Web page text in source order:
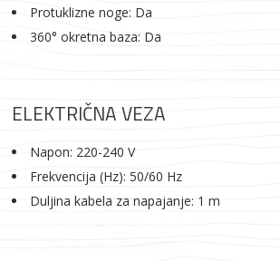
Protuklizne noge: Da
360° okretna baza: Da
ELEKTRIČNA VEZA
Napon: 220-240 V
Frekvencija (Hz): 50/60 Hz
Duljina kabela za napajanje: 1 m